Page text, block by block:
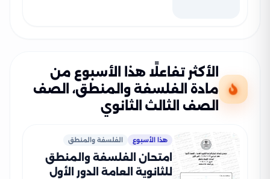
الأكثر تفاعلًا هذا الأسبوع من
مادة الفلسفة والمنطق، الصف
الصف الثالث الثانوي
هذا الأسبوع الفلسفة والمنطق
امتحان الفلسفة والمنطق
للثانوية العامة الدور الأول